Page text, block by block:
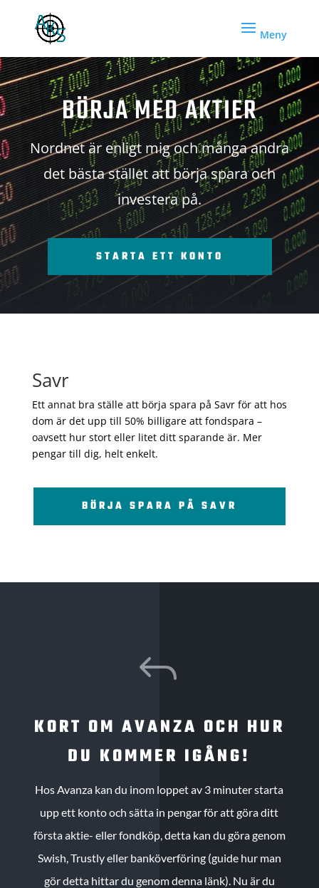
BÖRJA MED AKTIER
Nordnet är enligt mig och många andra
det bästa stället att börja spara och
investera på.
STARTA ETT KONTO
Savr
Ett annat bra ställe att börja spara på Savr för att hos
dom är det upp till 50% billigare att fondspara –
oavsett hur stort eller litet ditt sparande är. Mer
pengar till dig, helt enkelt.
BÖRJA SPARA PÅ SAVR
J
KORT OM AVANZA OCH HUR
DU KOMMER IGÅNG!
Hos Avanza kan du inom loppet av 3 minuter starta
upp ett konto och sätta in pengar för att göra ditt
första aktie- eller fondköp, detta kan du göra genom
Swish, Trustly eller banköverföring (guide hur man
gör detta hittar du genom denna länk). Nu är du